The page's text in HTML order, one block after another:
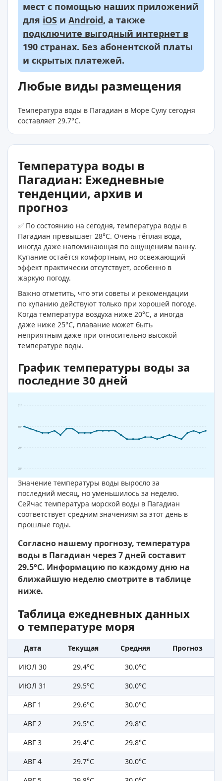
мест с помощью наших приложений
для iOS и Android, а также
подключите выгодный интернет в
190 странах. Без абонентской платы
и скрытых платежей.
Любые виды размещения
Температура воды в Пагадиан в Море Сулу сегодня
составляет 29.7°C.
Температура воды в
Пагадиан: Ежедневные
тенденции, архив и
прогноз
✅ По состоянию на сегодня, температура воды в
Пагадиан превышает 28°C. Очень тёплая вода,
иногда даже напоминающая по ощущениям ванну.
Купание остаётся комфортным, но освежающий
эффект практически отсутствует, особенно в
жаркую погоду.
Важно отметить, что эти советы и рекомендации
по купанию действуют только при хорошей погоде.
Когда температура воздуха ниже 20°C, а иногда
даже ниже 25°C, плавание может быть
неприятным даже при относительно высокой
температуре воды.
График температуры воды за
последние 30 дней
28°
29°
30°
31°
Значение температуры воды выросло за
последний месяц, но уменьшилось за неделю.
Сейчас температура морской воды в Пагадиан
соответствует средним значениям за этот день в
прошлые годы.
Согласно нашему прогнозу, температура
воды в Пагадиан через 7 дней составит
29.5°C. Информацию по каждому дню на
ближайшую неделю смотрите в таблице
ниже.
Таблица ежедневных данных
о температуре моря
Дата Текущая Средняя
Прогноз
ИЮЛ 30
29.4°C
30.0°C
ИЮЛ 31
29.5°C
30.0°C
АВГ 1
29.6°C
30.0°C
АВГ 2
29.5°C
29.8°C
АВГ 3
29.4°C
29.8°C
АВГ 4
29.7°C
30.0°C